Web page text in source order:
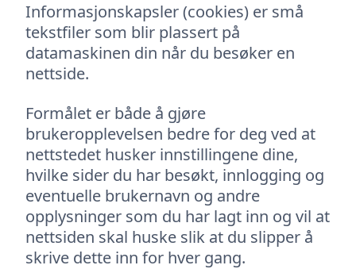
Informasjonskapsler (cookies) er små
tekstfiler som blir plassert på
datamaskinen din når du besøker en
nettside.
Formålet er både å gjøre
brukeropplevelsen bedre for deg ved at
nettstedet husker innstillingene dine,
hvilke sider du har besøkt, innlogging og
eventuelle brukernavn og andre
opplysninger som du har lagt inn og vil at
nettsiden skal huske slik at du slipper å
skrive dette inn for hver gang.